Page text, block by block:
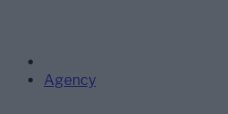
Agency